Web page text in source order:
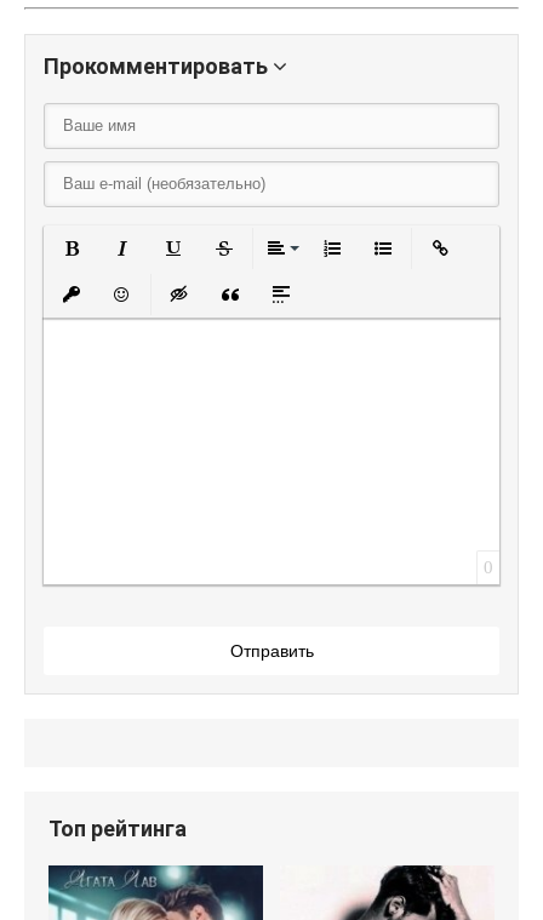
Прокомментировать
Вставить защищенную ссылку
Вставить смайлик
Вставка скрытого текста
Вставка цитаты
Вставка спойлера
0
Отправить
Топ рейтинга